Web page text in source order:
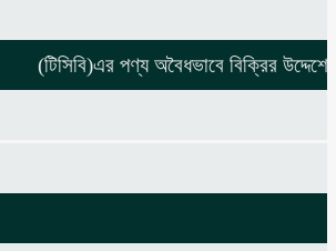
(টিসিবি)এর পণ্য অবৈধভাবে বিক্রির উদ্দেশ্যে